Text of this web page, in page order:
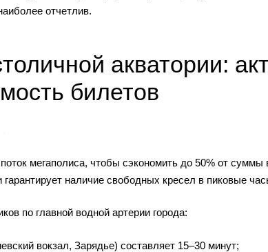
отчетлив.
акватории:
билетов
мегаполиса, чтобы сэкономить до 50% от
наличие свободных кресел в пиковые
по главной водной артерии города:
вокзал, Зарядье) составляет 15–30 минут;